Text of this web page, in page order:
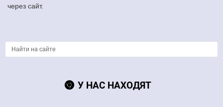
через сайт.
У НАС НАХОДЯТ